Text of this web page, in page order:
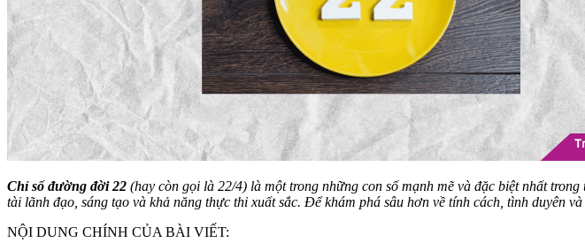
Chỉ số đường đời 22 (hay còn gọi là 22/4) là một trong những con số mạnh mẽ và đặc biệt nhất
tài lãnh đạo, sáng tạo và khả năng thực thi xuất sắc. Để khám phá sâu hơn về tính cách, tình duyên
NỘI DUNG CHÍNH CỦA BÀI VIẾT: